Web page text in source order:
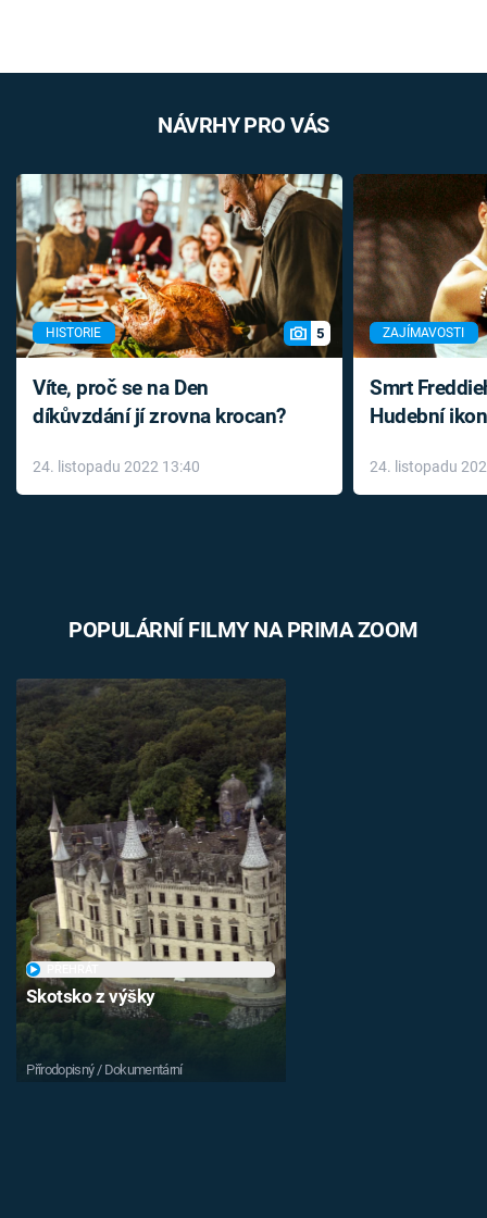
NÁVRHY PRO VÁS
HISTORIE 5
Víte, proč se na Den
díkůvzdání jí zrovna krocan?
24. listopadu 2022 13:40
ZAJÍMAVOSTI
Smrt
Hudební
léky
24. listopadu
POPULÁRNÍ FILMY NA PRIMA ZOOM
Skotsko z výšky
Přírodopisný / Dokumentární